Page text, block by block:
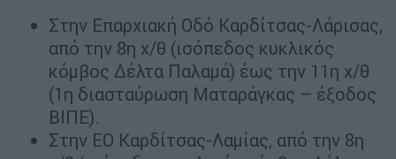
Στην Επαρχιακή Οδό Καρδίτσας-Λάρισας,
από την 8η χ/θ (ισόπεδος κυκλικός
κόμβος Δέλτα Παλαμά) έως την 11η χ/θ
(1η διασταύρωση Ματαράγκας – έξοδος
ΒΙΠΕ).
Στην ΕΟ Καρδίτσας-Λαμίας, από την 8η